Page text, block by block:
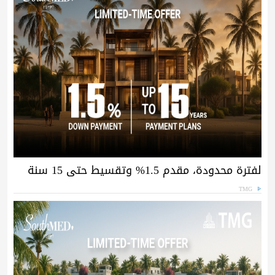
لفترة محدودة، مقدم 1.5% وتقسيط حتى 15 سنة
TMG